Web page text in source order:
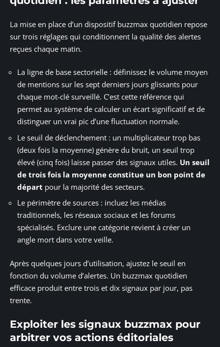
La mise en place d’un dispositif buzzmax quotidien repose
sur trois réglages qui conditionnent la qualité des alertes
reçues chaque matin.
La ligne de base sectorielle : définissez le volume moyen
de mentions sur les sept derniers jours glissants pour
chaque mot-clé surveillé. C’est cette référence qui
permet au système de calculer un écart significatif et de
distinguer un vrai pic d’une fluctuation normale.
Le seuil de déclenchement : un multiplicateur trop bas
(deux fois la moyenne) génère du bruit, un seuil trop
élevé (cinq fois) laisse passer des signaux utiles. Un seuil
de trois fois la moyenne constitue un bon point de
départ pour la majorité des secteurs.
Le périmètre de sources : incluez les médias
traditionnels, les réseaux sociaux et les forums
spécialisés. Exclure une catégorie revient à créer un
angle mort dans votre veille.
Après quelques jours d’utilisation, ajustez le seuil en
fonction du volume d’alertes. Un buzzmax quotidien
efficace produit entre trois et dix signaux par jour, pas
trente.
Exploiter les signaux buzzmax pour
arbitrer vos actions éditoriales